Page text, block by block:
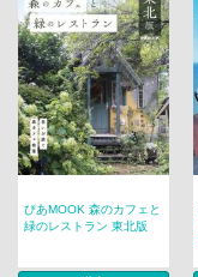
ぴあMOOK 森のカフェと
緑のレストラン 東北版